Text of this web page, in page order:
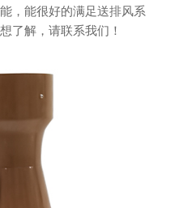
，能很好的满足送排风系
了解，请联系我们！